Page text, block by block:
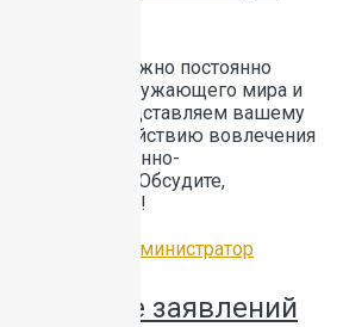
очень важно постоянно
об угрозах окружающего мира и
Представляем вашему
по противодействию вовлечения
в диверсионно-
деятельность. Обсудите,
своими детьми!
Администратор
о приеме заявлений